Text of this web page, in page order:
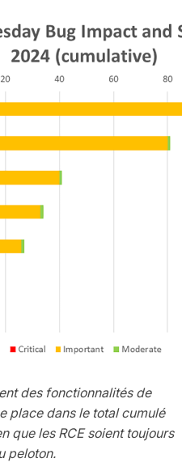
des fonctionnalités de
place dans le total cumulé
que les RCE soient toujours
peloton.